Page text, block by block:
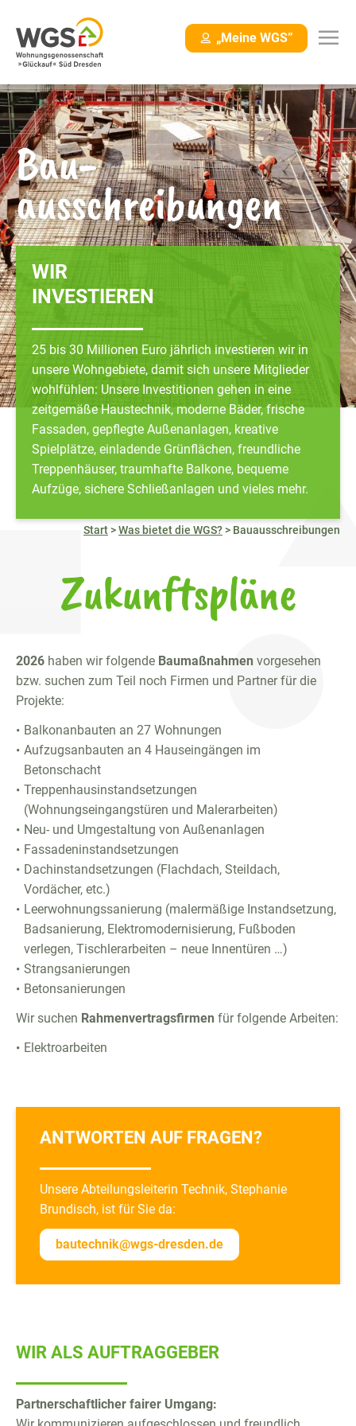
Navigation„Meine WGS”
Start>Was bietet die WGS?>Bauausschreibungen
Bau-
ausschrei­bungen
WIR
INVESTIEREN
25 bis 30 Millionen Euro jährlich investieren wir in
unsere Wohngebiete, damit sich unsere Mitglieder
wohlfühlen: Unsere Investitionen gehen in eine
zeitgemäße Haustechnik, moderne Bäder, frische
Fassaden, gepflegte Außenanlagen, kreative
Spielplätze, einladende Grünflächen, freundliche
Treppenhäuser, traumhafte Balkone, bequeme
Aufzüge, sichere Schließanlagen und vieles mehr.
Start >Was bietet die WGS? > Bauausschreibungen
Zukunftspläne
2026 haben wir folgende Baumaßnahmen vorgesehen
bzw. suchen zum Teil noch Firmen und Partner für die
Projekte:
Balkonanbauten an 27 Wohnungen
Aufzugsanbauten an 4 Hauseingängen im
Betonschacht
Treppenhausinstandsetzungen
(Wohnungseingangstüren und Malerarbeiten)
Neu- und Umgestaltung von Außenanlagen
Fassadeninstandsetzungen
Dachinstandsetzungen (Flachdach, Steildach,
Vordächer, etc.)
Leerwohnungssanierung (malermäßige Instandsetzung,
Badsanierung, Elektromodernisierung, Fußboden
verlegen, Tischlerarbeiten – neue Innentüren …)
Strangsanierungen
Betonsanierungen
Wir suchen Rahmenvertragsfirmen für folgende Arbeiten:
Elektroarbeiten
ANTWORTEN AUF FRAGEN?
Unsere Abteilungsleiterin Technik, Stephanie
Brundisch, ist für Sie da:
bautechnik@wgs-dresden.de
WIR ALS AUFTRAGGEBER
Partnerschaftlicher fairer Umgang: